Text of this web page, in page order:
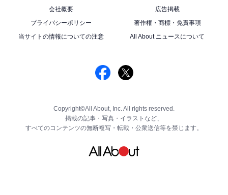
会社概要
広告掲載
プライバシーポリシー
著作権・商標・免責事項
当サイトの情報についての注意
All About ニュースについて
Copyright©All About, Inc. All rights reserved.
掲載の記事・写真・イラストなど、
すべてのコンテンツの無断複写・転載・公衆送信等を禁じます。